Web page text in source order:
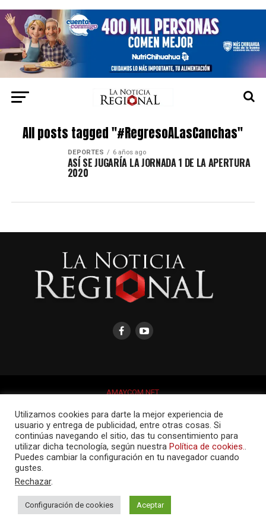
All posts tagged "#RegresoALasCanchas"
DEPORTES 6 años ago
ASÍ SE JUGARÍA LA JORNADA 1 DE LA APERTURA
2020
AMAYCOM.NET
Utilizamos cookies para darte la mejor experiencia de
usuario y entrega de publicidad, entre otras cosas. Si
continúas navegando el sitio, das tu consentimiento para
utilizar dicha tecnología, según nuestra Política de cookies..
Puedes cambiar la configuración en tu navegador cuando
gustes.
Rechazar.
Configuración de cookies Aceptar